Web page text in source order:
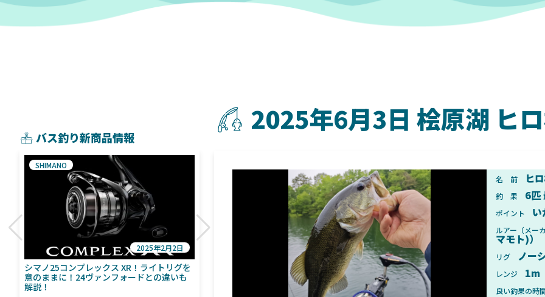
2025年6月3日 桧原湖 ヒ
名 前 ヒ
釣 果 6匹
ポイント い
ルアー（メー
マモト)）
リグ ノー
レンジ 1m
良い釣果の時
バス釣り新商品情報
シマノ25コンプレックス XR！ライトリグを
意のままに！24ヴァンフォードとの違いも
解説！
SHIMANO
2025年2月2日
シマノ24ヴァンフォード！自重155gと超軽
量！ストラディックとの違いも解説！
2025年1月28日
2025年11月発売予定！DAIWA ふ
ふく魚はビッグベイト初心者にお
2025